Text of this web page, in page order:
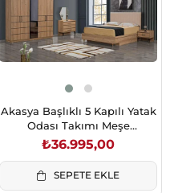
Akasya Başlıklı 5 Kapılı Yatak
Odası Takımı Meşe
(Karyolasız)
₺36.995,00
SEPETE EKLE